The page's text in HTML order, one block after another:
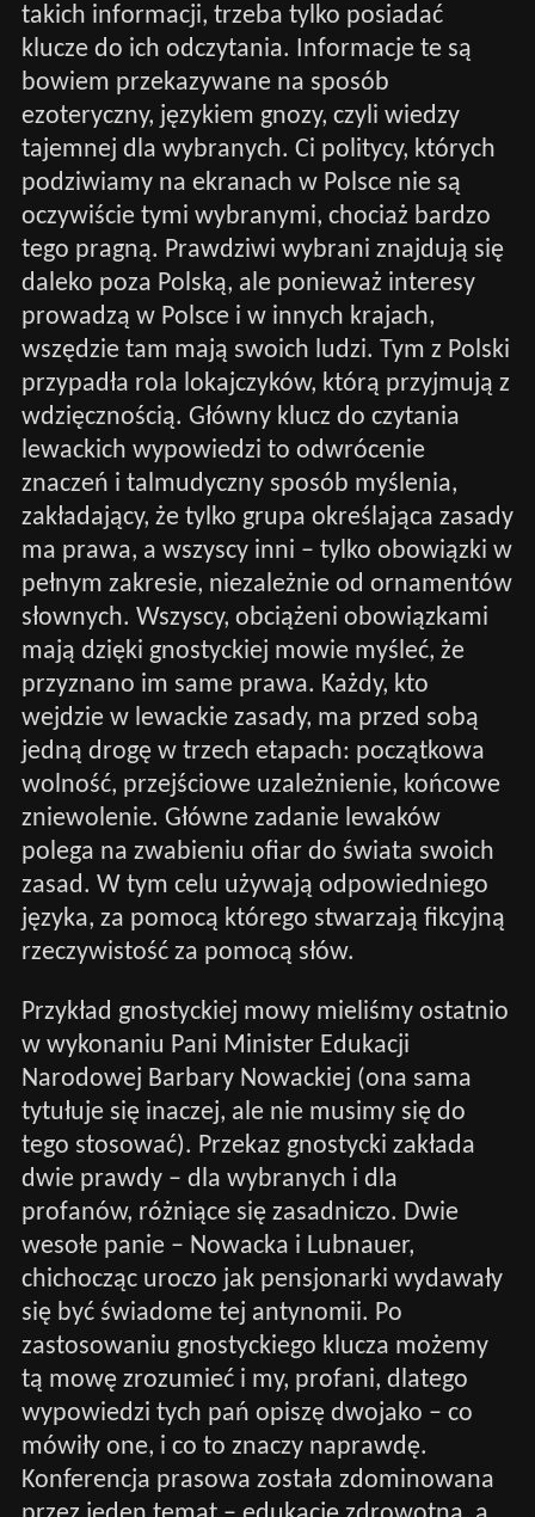
takich informacji, trzeba tylko posiadać
klucze do ich odczytania. Informacje te są
bowiem przekazywane na sposób
ezoteryczny, językiem gnozy, czyli wiedzy
tajemnej dla wybranych. Ci politycy, których
podziwiamy na ekranach w Polsce nie są
oczywiście tymi wybranymi, chociaż bardzo
tego pragną. Prawdziwi wybrani znajdują się
daleko poza Polską, ale ponieważ interesy
prowadzą w Polsce i w innych krajach,
wszędzie tam mają swoich ludzi. Tym z Polski
przypadła rola lokajczyków, którą przyjmują z
wdzięcznością. Główny klucz do czytania
lewackich wypowiedzi to odwrócenie
znaczeń i talmudyczny sposób myślenia,
zakładający, że tylko grupa określająca zasady
ma prawa, a wszyscy inni – tylko obowiązki w
pełnym zakresie, niezależnie od ornamentów
słownych. Wszyscy, obciążeni obowiązkami
mają dzięki gnostyckiej mowie myśleć, że
przyznano im same prawa. Każdy, kto
wejdzie w lewackie zasady, ma przed sobą
jedną drogę w trzech etapach: początkowa
wolność, przejściowe uzależnienie, końcowe
zniewolenie. Główne zadanie lewaków
polega na zwabieniu ofiar do świata swoich
zasad. W tym celu używają odpowiedniego
języka, za pomocą którego stwarzają fikcyjną
rzeczywistość za pomocą słów.
Przykład gnostyckiej mowy mieliśmy ostatnio
w wykonaniu Pani Minister Edukacji
Narodowej Barbary Nowackiej (ona sama
tytułuje się inaczej, ale nie musimy się do
tego stosować). Przekaz gnostycki zakłada
dwie prawdy – dla wybranych i dla
profanów, różniące się zasadniczo. Dwie
wesołe panie – Nowacka i Lubnauer,
chichocząc uroczo jak pensjonarki wydawały
się być świadome tej antynomii. Po
zastosowaniu gnostyckiego klucza możemy
tą mowę zrozumieć i my, profani, dlatego
wypowiedzi tych pań opiszę dwojako – co
mówiły one, i co to znaczy naprawdę.
Konferencja prasowa została zdominowana